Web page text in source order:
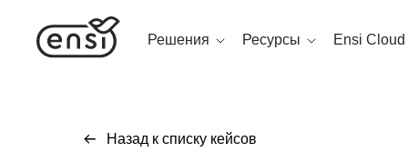
Решения Ресурсы Ensi Cloud
Назад к списку кейсов